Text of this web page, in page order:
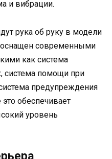
и вибрации.
рука об руку в модели
оснащен современными
как система
система помощи при
предупреждения
обеспечивает
уровень